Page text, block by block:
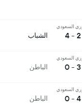
السعودي
2 - 4 الشباب
السعودي
3 - 0 الباطن
السعودي
4 - 0 الباطن